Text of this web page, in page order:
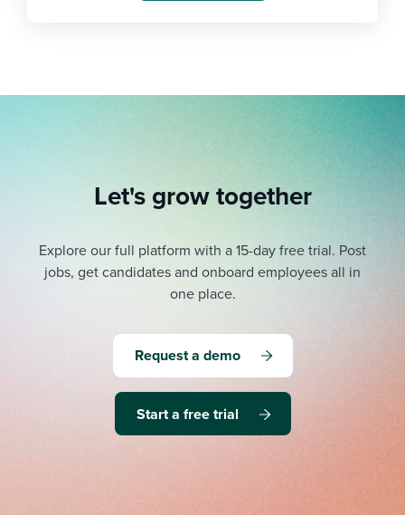
Let's grow together
Explore our full platform with a 15-day free trial. Post
jobs, get candidates and onboard employees all in
one place.
Request a demo
Start a free trial